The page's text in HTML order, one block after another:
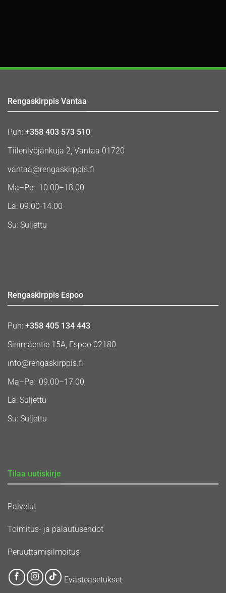
Rengaskirppis Vantaa
Puh: +358 403 573 510
Tiilenlyöjänkuja 2, Vantaa 01720
vantaa@rengaskirppis.fi
Ma–Pe: 10.00–18.00
La: 09.00-14.00
Su: Suljettu
Rengaskirppis Espoo
Puh: +358 405 134 443
Sinimäentie 15A, Espoo 02180
info@rengaskirppis.fi
Ma–Pe: 09.00–17.00
La: Suljettu
Su: Suljettu
Tilaa uutiskirje
Palvelut
Toimitus- ja palautusehdot
Peruuttamisilmoitus
Evästeasetukset